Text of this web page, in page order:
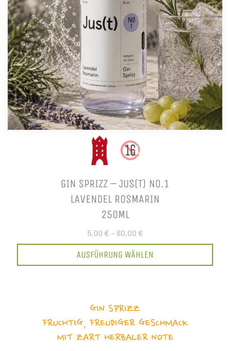
GIN SPRIZZ – JUS(T) NO.1
LAVENDEL ROSMARIN
250ML
5,00 € – 60,00 €
AUSFÜHRUNG WÄHLEN
GIN SPRIZZ
FRUCHTIG, FREUDIGER GESCHMACK
MIT ZART HERBALER NOTE